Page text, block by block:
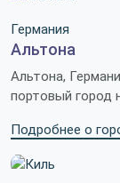
Германия
Альтона
Альтона,
портовый город
Подробнее о